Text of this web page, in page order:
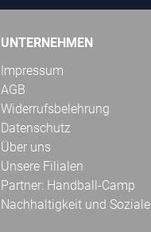
UNTERNEHMEN
Impressum
AGB
Widerrufsbelehrung
Datenschutz
Über uns
Unsere Filialen
Partner: Handball-Camp
Nachhaltigkeit und